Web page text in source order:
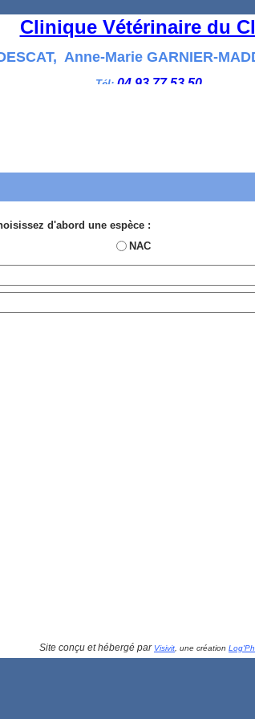
Clinique Vétérinaire du
Anne-Marie GARNIER-
Tél: 04 93 77 53 50
d'abord une espèce :
NAC
Site conçu et hébergé par Visivit , une création